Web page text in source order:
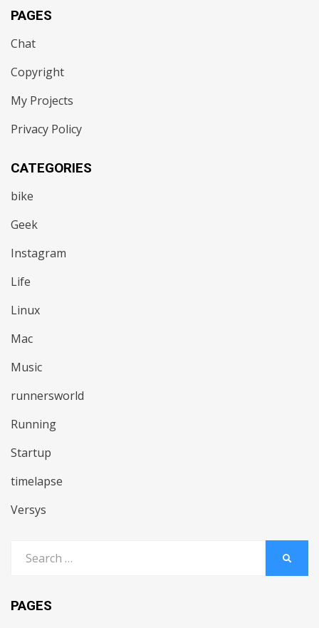
PAGES
Chat
Copyright
My Projects
Privacy Policy
CATEGORIES
bike
Geek
Instagram
Life
Linux
Mac
Music
runnersworld
Running
Startup
timelapse
Versys
for:
PAGES